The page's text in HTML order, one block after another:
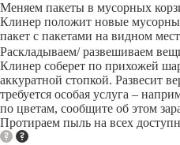
Меняем пакеты в мусорных
Клинер положит новые
пакет с пакетами на видном
Раскладываем/ развешиваем
Клинер соберет по прихожей
аккуратной стопкой. Развесит
требуется особая услуга –
по цветам, сообщите об этом
Протираем пыль на всех